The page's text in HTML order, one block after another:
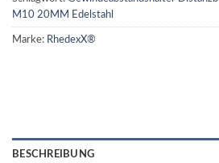
M10 20MM Edelstahl
Marke: RhedexX®
BESCHREIBUNG